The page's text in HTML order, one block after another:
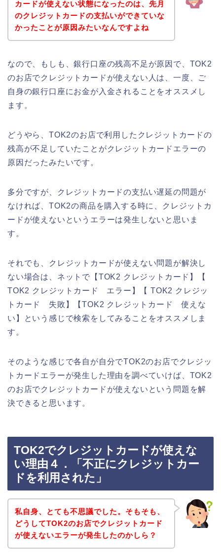
カードが使えない状態になったのは、先月
のクレジットカードの支払いができていな
かったことが原因みたいなんですよね
なので、もしも、銀行口座の残高不足が原因で、TOK2
のお店でクレジットカードが使えない人は、一度、ご
自身の銀行口座にお金が入金されることをオススメし
ます。
どうやら、TOK2のお店で利用したクレジットカードの
残高が不足していたことがクレジットカードエラーの
原因だったみたいです。
多分ですが、クレジットカードの支払い遅延の問題が
なければ、TOK2の商品を購入する時に、クレジットカ
ードが使えないというエラーは発生しないと思いま
す。
それでも、クレジットカードが使えない問題が解決し
ない場合は、ネットで【TOK2 クレジットカード】【
TOK2 クレジットカード エラー】【 TOK2 クレジッ
トカード 失敗】【TOK2 クレジットカード 使えな
い】という感じで検索をしてみることをオススメしま
す。
そのような感じで各自が自分でTOK2のお店でクレジッ
トカードエラーが発生した理由を調べていけば、TOK2
のお店でクレジットカードが使えないという問題を解
決できると思います。
TOK2でクレジットカードが使えな
い理由４．「不正にクレジットカー
ドを利用された」
私自身、とても不思議でした。そもそも、
どうしてTOK2のお店でクレジットカード
が使えないエラーが発生したのかしら？